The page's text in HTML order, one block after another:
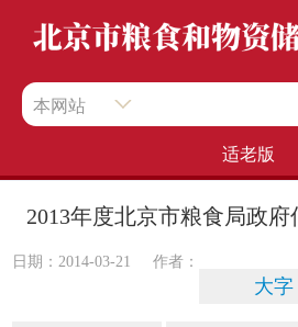
本网站
适老版
2013年度北京市粮食局政
日期：2014-03-21 作者：
大字